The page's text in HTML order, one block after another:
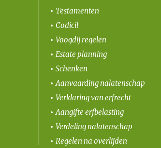
Testamenten
Codicil
Voogdij regelen
Estate planning
Schenken
Aanvaarding nalatenschap
Verklaring van erfrecht
Aangifte erfbelasting
Verdeling nalatenschap
Regelen na overlijden